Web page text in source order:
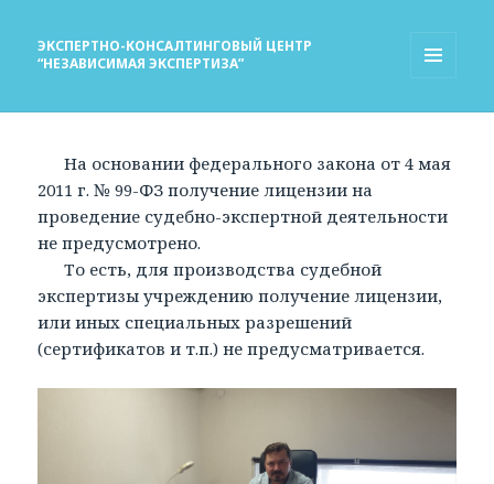
ЭКСПЕРТНО-КОНСАЛТИНГОВЫЙ ЦЕНТР
“НЕЗАВИСИМАЯ ЭКСПЕРТИЗА”
На основании федерального закона от 4 мая
2011 г. № 99-ФЗ получение лицензии на
проведение судебно-экспертной деятельности
не предусмотрено.
То есть, для производства судебной
экспертизы учреждению получение лицензии,
или иных специальных разрешений
(сертификатов и т.п.) не предусматривается.